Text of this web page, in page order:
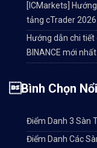
[ICMarkets]
tảng cTrader 2026
Hướng dẫn chi
BINANCE mới
Bình Chọn
Điểm Danh 3 Sàn
Điểm Danh Các